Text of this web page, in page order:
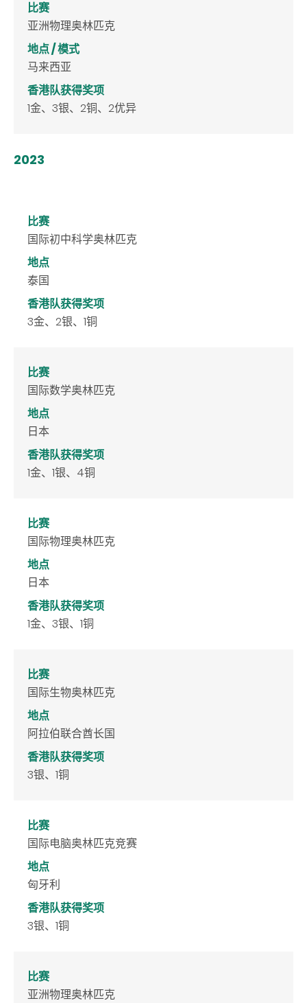
比赛
亚洲物理奥林匹克
地点 / 模式
马来西亚
香港队获得奖项
1金、3银、2铜、2优异
2023
比赛
国际初中科学奥林匹克
地点
泰国
香港队获得奖项
3金、2银、1铜
比赛
国际数学奥林匹克
地点
日本
香港队获得奖项
1金、1银、4铜
比赛
国际物理奥林匹克
地点
日本
香港队获得奖项
1金、3银、1铜
比赛
国际生物奥林匹克
地点
阿拉伯联合酋长国
香港队获得奖项
3银、1铜
比赛
国际电脑奥林匹克竞赛
地点
匈牙利
香港队获得奖项
3银、1铜
比赛
亚洲物理奥林匹克